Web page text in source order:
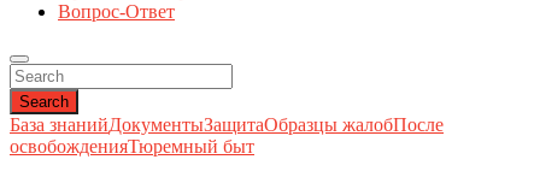
Вопрос-Ответ
Search
База знанийДокументыЗащитаОбразцы жалобПосле
освобожденияТюремный быт